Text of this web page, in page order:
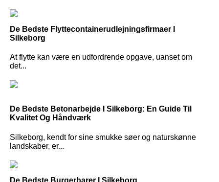
De Bedste Flyttecontainerudlejningsfirmaer I
Silkeborg
At flytte kan være en udfordrende opgave, uanset om
det...
De Bedste Betonarbejde I Silkeborg: En Guide Til
Kvalitet Og Håndværk
Silkeborg, kendt for sine smukke søer og naturskønne
landskaber, er...
De Bedste Burgerbarer I Silkeborg